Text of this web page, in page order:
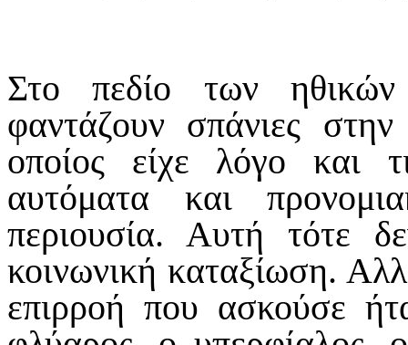
Στο πεδίο των
φαντάζουν σπάνιες
οποίος είχε λόγο και
αυτόματα και
περιουσία. Αυτή τότε
κοινωνική καταξίωση.
επιρροή που ασκούσε